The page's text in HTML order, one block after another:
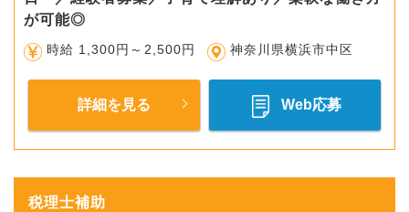
が可能◎
時給 1,300円～2,500円 神奈川県横浜市中区
詳細を見る Web応募
税理士補助